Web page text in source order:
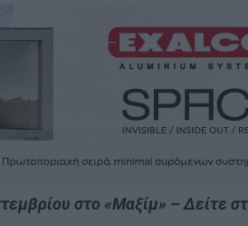
στο «Μαξίμ» – Δείτε